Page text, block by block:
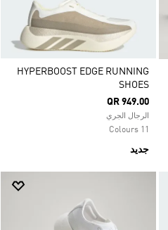
HYPERBOOST EDGE RUNNING
SHOES
QR 949.00
الرجال الجري
11 Colours
جديد